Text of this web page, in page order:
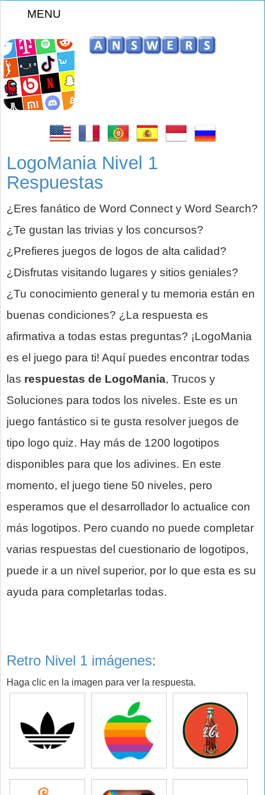
MENU
LogoMania Nivel 1
Respuestas
¿Eres fanático de Word Connect y Word Search?
¿Te gustan las trivias y los concursos?
¿Prefieres juegos de logos de alta calidad?
¿Disfrutas visitando lugares y sitios geniales?
¿Tu conocimiento general y tu memoria están en
buenas condiciones? ¿La respuesta es
afirmativa a todas estas preguntas? ¡LogoMania
es el juego para ti! Aquí puedes encontrar todas
las respuestas de LogoMania, Trucos y
Soluciones para todos los niveles. Este es un
juego fantástico si te gusta resolver juegos de
tipo logo quiz. Hay más de 1200 logotipos
disponibles para que los adivines. En este
momento, el juego tiene 50 niveles, pero
esperamos que el desarrollador lo actualice con
más logotipos. Pero cuando no puede completar
varias respuestas del cuestionario de logotipos,
puede ir a un nivel superior, por lo que esta es su
ayuda para completarlas todas.
Retro Nivel 1 imágenes:
Haga clic en la imagen para ver la respuesta.